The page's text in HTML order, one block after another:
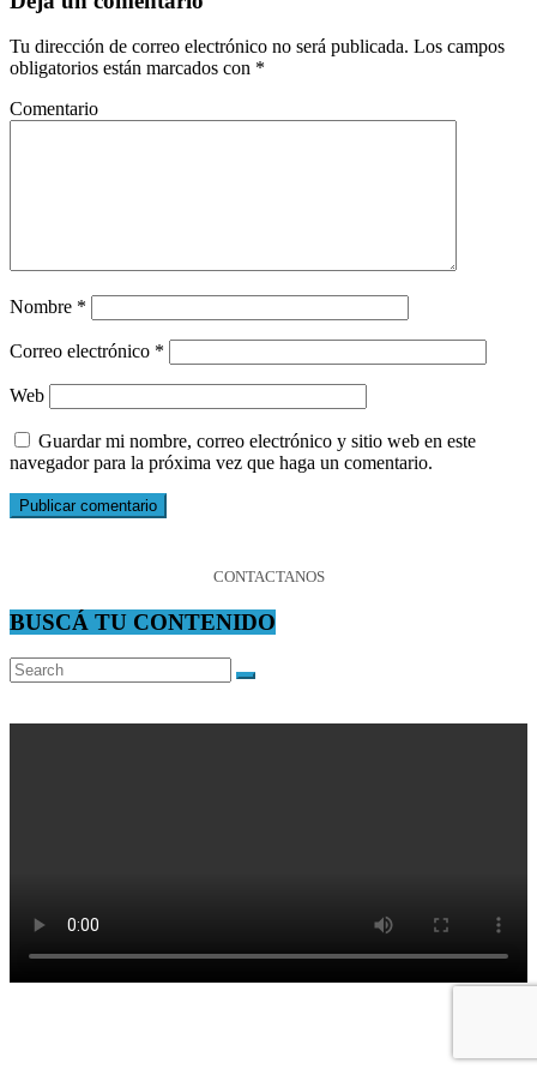
Tu dirección de correo electrónico no será publicada. Los campos
obligatorios están marcados con *
Comentario
Nombre *
Correo electrónico *
Web
Guardar mi nombre, correo electrónico y sitio web en este
navegador para la próxima vez que haga un comentario.
CONTACTANOS
BUSCÁ TU CONTENIDO